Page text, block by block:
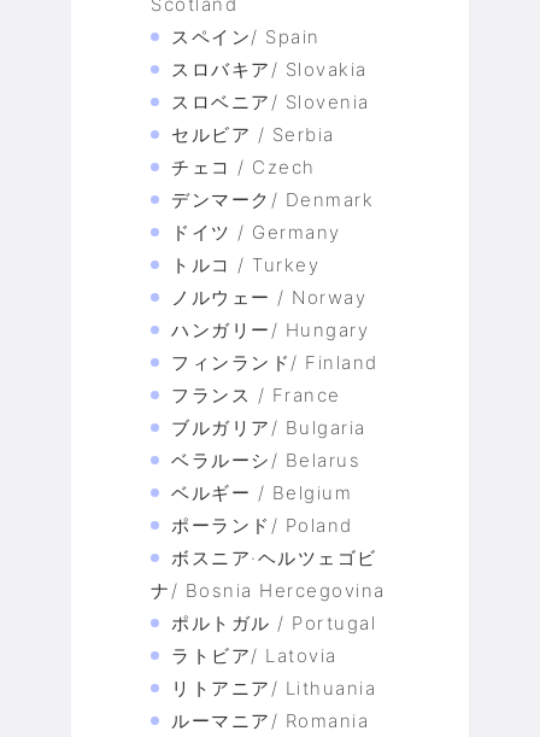
スペイン/ Spain
スロバキア/ Slovakia
スロベニア/ Slovenia
セルビア / Serbia
チェコ / Czech
デンマーク/ Denmark
ドイツ / Germany
トルコ / Turkey
ノルウェー / Norway
ハンガリー/ Hungary
フィンランド/ Finland
フランス / France
ブルガリア/ Bulgaria
ベラルーシ/ Belarus
ベルギー / Belgium
ポーランド/ Poland
ボスニア·ヘルツェゴビ
ナ/ Bosnia Hercegovina
ポルトガル / Portugal
ラトビア/ Latovia
リトアニア/ Lithuania
ルーマニア/ Romania